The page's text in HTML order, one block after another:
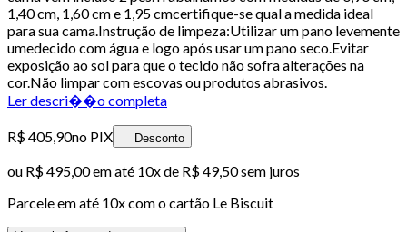
1,40 cm, 1,60 cm e 1,95 cmcertifique-se qual a medida ideal
para sua cama.Instrução de limpeza:Utilizar um pano levemente
umedecido com água e logo após usar um pano seco.Evitar
exposição ao sol para que o tecido não sofra alterações na
cor.Não limpar com escovas ou produtos abrasivos.
Ler descri��o completa
R$ 405,90no PIX Desconto
ou R$ 495,00em até 10x de R$ 49,50 sem juros
Parcele em até 10x com o cartão Le Biscuit